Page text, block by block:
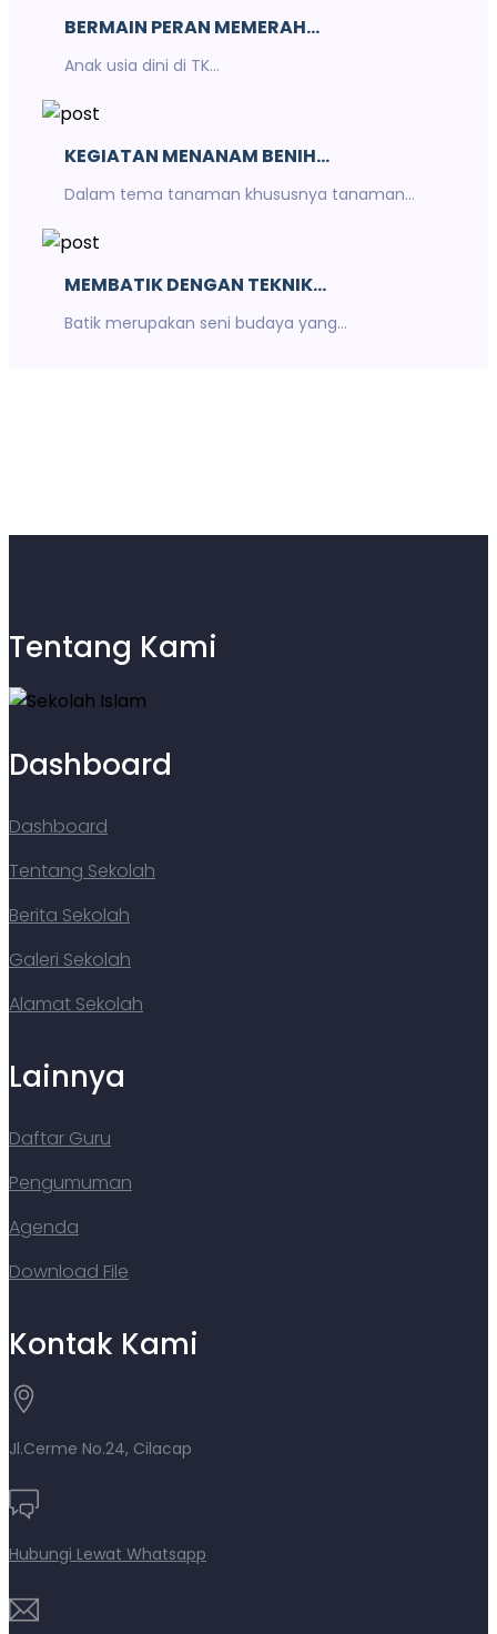
BERMAIN PERAN MEMERAH...
Anak usia dini di TK...
KEGIATAN MENANAM BENIH...
Dalam tema tanaman khususnya tanaman...
MEMBATIK DENGAN TEKNIK...
Batik merupakan seni budaya yang...
Tentang Kami
Dashboard
Dashboard
Tentang Sekolah
Berita Sekolah
Galeri Sekolah
Alamat Sekolah
Lainnya
Daftar Guru
Pengumuman
Agenda
Download File
Kontak Kami
Jl.Cerme No.24, Cilacap
Hubungi Lewat Whatsapp